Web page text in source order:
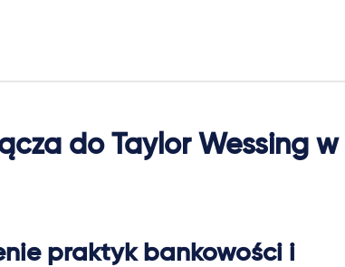
do Taylor Wessing w
praktyk bankowości i